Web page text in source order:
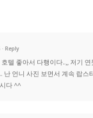
Reply
텔 좋아서 다행이다..,, 저기
난 언니 사진 보면서 계속 랍
다 ^^